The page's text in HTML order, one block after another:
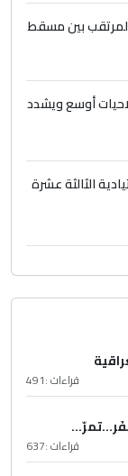
بين مسقط
أوسع ويشدد
الثالثة عشرة
قراءات :491
قراءات :637